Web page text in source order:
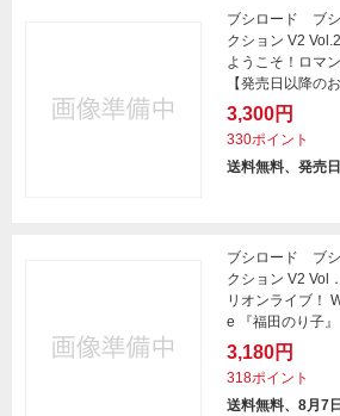
ブシロード ブシ
クション V2
ようこそ！ロマ
【発売日以降の
3,300円
330ポイント
送料無料、発売
ブシロード ブシ
クション V2 Vol
リオンライブ！
e 『福田のり子』
3,180円
318ポイント
送料無料、8月7